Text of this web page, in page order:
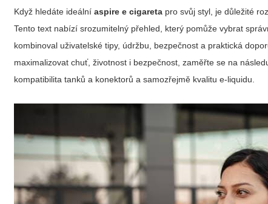
Když hledáte ideálníaspire e cigareta pro svůj styl, je důležité
Tento text nabízí srozumitelný přehled, který pomůže vybrat
kombinoval uživatelské tipy, údržbu, bezpečnost a praktická
maximalizovat chuť, životnost i bezpečnost, zaměřte se na
kompatibilita tanků a konektorů a samozřejmě kvalitu e-liquidu.